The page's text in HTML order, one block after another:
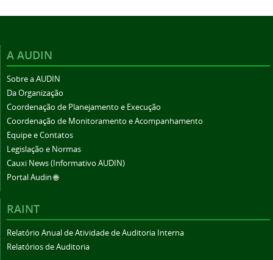
A AUDIN
Sobre a AUDIN
Da Organização
Coordenação de Planejamento e Execução
Coordenação de Monitoramento e Acompanhamento
Equipe e Contatos
Legislação e Normas
Cauxi News (Informativo AUDIN)
Portal Audin 🌐
RAINT
Relatório Anual de Atividade de Auditoria Interna
Relatórios de Auditoria